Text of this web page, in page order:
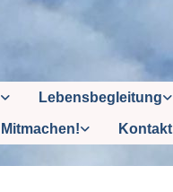
Lebensbegleitung
Mitmachen! Kontakt